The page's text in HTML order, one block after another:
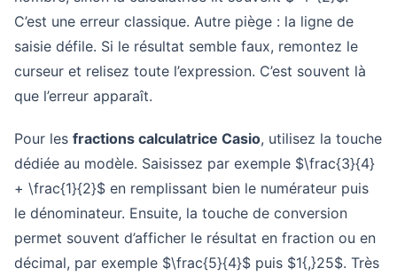
C’est une erreur classique. Autre piège : la ligne de
saisie défile. Si le résultat semble faux, remontez le
curseur et relisez toute l’expression. C’est souvent là
que l’erreur apparaît.
Pour les fractions calculatrice Casio, utilisez la touche
dédiée au modèle. Saisissez par exemple $\frac{3}{4}
+ \frac{1}{2}$ en remplissant bien le numérateur puis
le dénominateur. Ensuite, la touche de conversion
permet souvent d’afficher le résultat en fraction ou en
décimal, par exemple $\frac{5}{4}$ puis $1{,}25$. Très